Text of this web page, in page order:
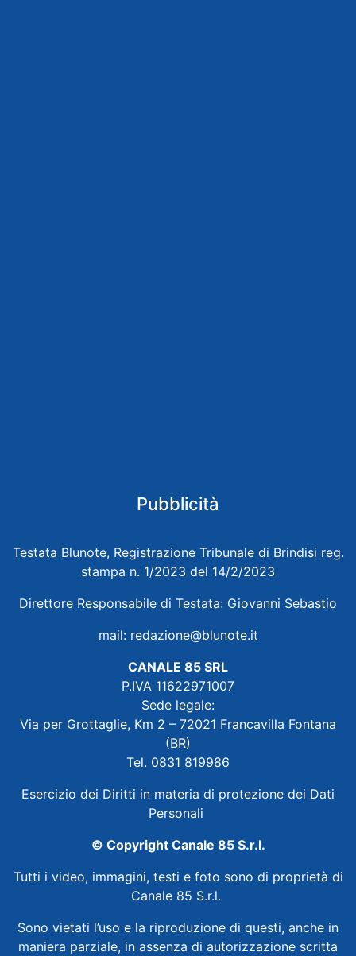
Pubblicità
Testata Blunote, Registrazione Tribunale di Brindisi reg.
stampa n. 1/2023 del 14/2/2023
Direttore Responsabile di Testata: Giovanni Sebastio
mail: redazione@blunote.it
CANALE 85 SRL
P.IVA 11622971007
Sede legale:
Via per Grottaglie, Km 2 – 72021 Francavilla Fontana
(BR)
Tel. 0831 819986
Esercizio dei Diritti in materia di protezione dei Dati
Personali
© Copyright Canale 85 S.r.l.
Tutti i video, immagini, testi e foto sono di proprietà di
Canale 85 S.r.l.
Sono vietati l’uso e la riproduzione di questi, anche in
maniera parziale, in assenza di autorizzazione scritta